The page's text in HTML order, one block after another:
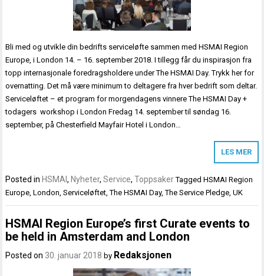
Bli med og utvikle din bedrifts serviceløfte sammen med HSMAI Region
Europe, i London 14. – 16. september 2018. I tillegg får du inspirasjon fra
topp internasjonale foredragsholdere under The HSMAI Day. Trykk her for
overnatting. Det må være minimum to deltagere fra hver bedrift som deltar.
Serviceløftet – et program for morgendagens vinnere The HSMAI Day +
todagers workshop i London Fredag 14. september til søndag 16.
september, på Chesterfield Mayfair Hotel i London…
LES MER
Posted in HSMAI, Nyheter,Service,Toppsaker TaggedHSMAI Region
Europe ,London ,Serviceløftet ,The HSMAI Day,The Service Pledge ,UK
HSMAI Region Europe’s first Curate events to
be held in Amsterdam and London
Posted on 30. januar 2018 by Redaksjonen